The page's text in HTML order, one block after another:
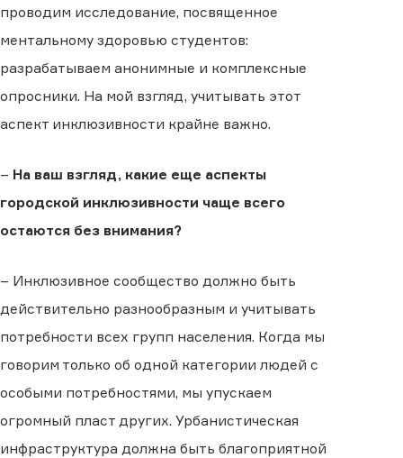
проводим исследование, посвященное
ментальному здоровью студентов:
разрабатываем анонимные и комплексные
опросники. На мой взгляд, учитывать этот
аспект инклюзивности крайне важно.
– На ваш взгляд, какие еще аспекты
городской инклюзивности чаще всего
остаются без внимания?
– Инклюзивное сообщество должно быть
действительно разнообразным и учитывать
потребности всех групп населения. Когда мы
говорим только об одной категории людей с
особыми потребностями, мы упускаем
огромный пласт других. Урбанистическая
инфраструктура должна быть благоприятной